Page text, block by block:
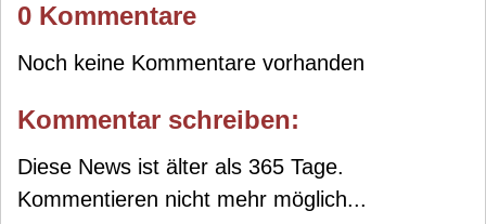
0 Kommentare
Noch keine Kommentare vorhanden
Kommentar schreiben:
Diese News ist älter als 365 Tage.
Kommentieren nicht mehr möglich...